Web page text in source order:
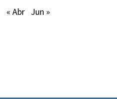
« Abr Jun »